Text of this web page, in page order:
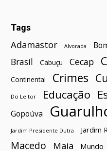
Tags
Adamastor Alvorada
Brasil Cabuçu Cecap
Continental Crimes
Do Leitor Educação
Gopoúva
Jardim Presidente Dutra Jardim
Macedo
Maia Mundo